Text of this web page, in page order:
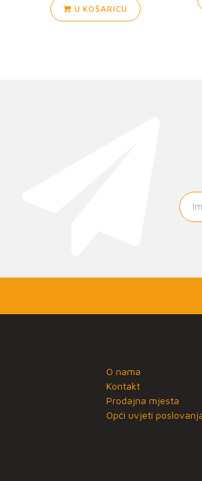
U KOŠARICU
O nama
Kontakt
Prodajna mjesta
Opći uvjeti